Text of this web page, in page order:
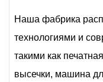
Наша фабрика
технологиями и
такими как
высечки, машина